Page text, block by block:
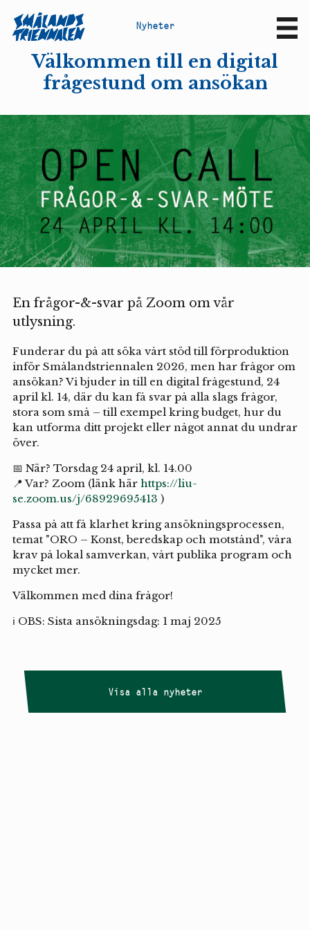
Nyheter
Välkommen till en digital
frågestund om ansökan
En frågor-&-svar på Zoom om vår
utlysning.
Funderar du på att söka vårt stöd till förproduktion
inför Smålandstriennalen 2026, men har frågor om
ansökan? Vi bjuder in till en digital frågestund, 24
april kl. 14, där du kan få svar på alla slags frågor,
stora som små – till exempel kring budget, hur du
kan utforma ditt projekt eller något annat du undrar
över.
📅 När? Torsdag 24 april, kl. 14.00
📍 Var? Zoom (länk här https://liu-
se.zoom.us/j/68929695413 )
Passa på att få klarhet kring ansökningsprocessen,
temat "ORO – Konst, beredskap och motstånd", våra
krav på lokal samverkan, vårt publika program och
mycket mer.
Välkommen med dina frågor!
ℹ️ OBS: Sista ansökningsdag: 1 maj 2025
Visa alla nyheter